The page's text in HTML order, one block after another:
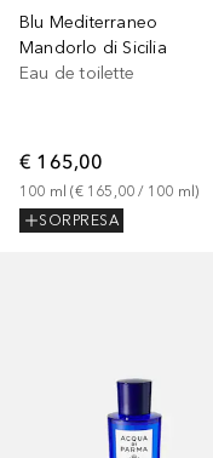
Blu Mediterraneo
Mandorlo di Sicilia
Eau de toilette
€ 165,00
100 ml (€ 165,00 / 100 ml)
SORPRESA